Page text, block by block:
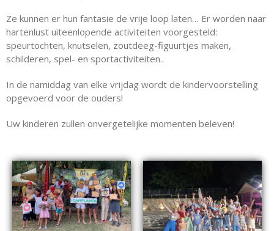
Ze kunnen er hun fantasie de vrije loop laten… Er worden naar
hartenlust uiteenlopende activiteiten voorgesteld:
speurtochten, knutselen, zoutdeeg-figuurtjes maken,
schilderen, spel- en sportactiviteiten..
In de namiddag van elke vrijdag wordt de kindervoorstelling
opgevoerd voor de ouders!
Uw kinderen zullen onvergetelijke momenten beleven!